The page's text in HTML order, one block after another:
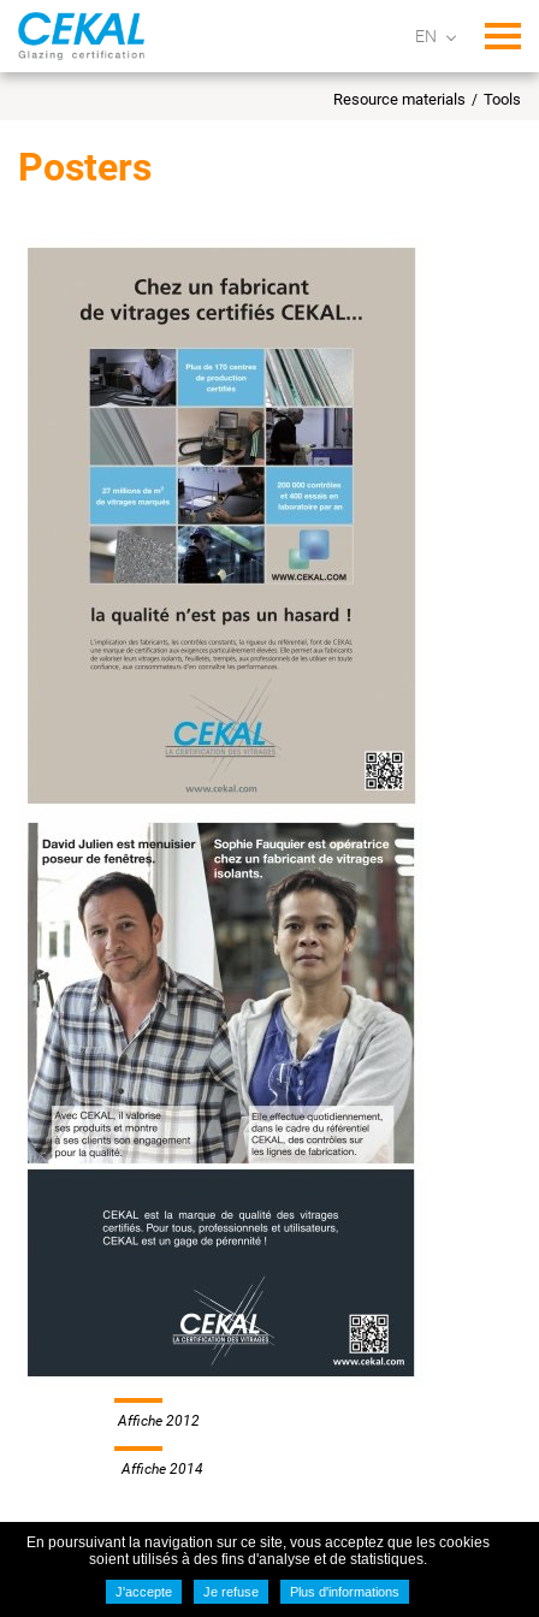
En poursuivant la navigation sur ce site, vous acceptez que les cookies
soient utilisés à des fins d'analyse et de statistiques.
J'accepte Je refuse Plus d'informations
Resource materials Tools
Posters
Affiche 2012
Affiche 2014